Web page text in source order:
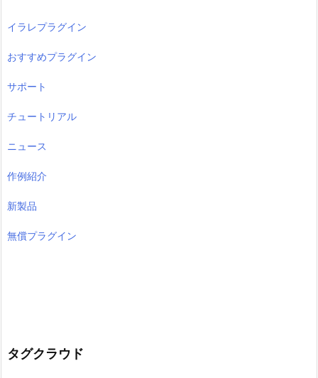
イラレプラグイン
おすすめプラグイン
サポート
チュートリアル
ニュース
作例紹介
新製品
無償プラグイン
タグクラウド